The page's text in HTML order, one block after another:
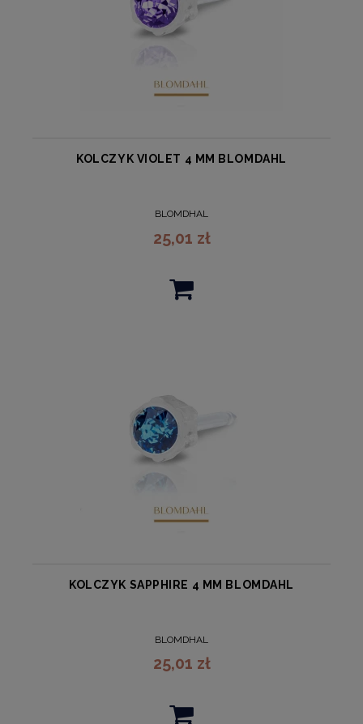
KOLCZYK VIOLET 4 MM BLOMDAHL
BLOMDHAL
25,01 zł
KOLCZYK SAPPHIRE 4 MM BLOMDAHL
BLOMDHAL
25,01 zł